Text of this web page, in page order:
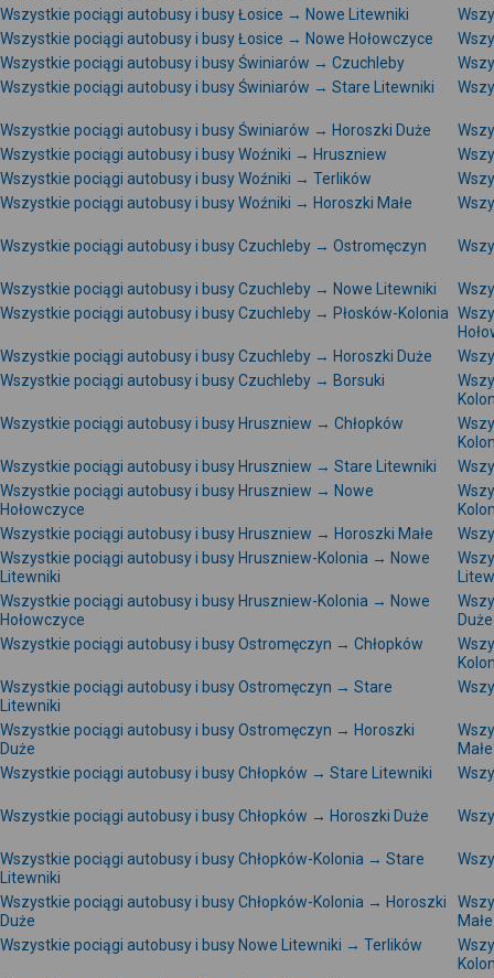
Wszystkie pociągi autobusy i busy Łosice → Nowe Litewniki
Wszystkie pociągi autobusy i busy Łosice → Nowe Hołowczyce
Wszystkie pociągi autobusy i busy Świniarów → Czuchleby
Wszystkie pociągi autobusy i busy Świniarów → Stare Litewniki
Wszystkie pociągi autobusy i busy Świniarów → Horoszki Duże
Wszystkie pociągi autobusy i busy Woźniki → Hruszniew
Wszystkie pociągi autobusy i busy Woźniki → Terlików
Wszystkie pociągi autobusy i busy Woźniki → Horoszki Małe
Wszystkie pociągi autobusy i busy Czuchleby → Ostromęczyn
Wszystkie pociągi autobusy i busy Czuchleby → Nowe Litewniki
Wszystkie pociągi autobusy i busy Czuchleby → Płosków-Kolonia
Wszystkie pociągi autobusy i busy Czuchleby → Horoszki Duże
Wszystkie pociągi autobusy i busy Czuchleby → Borsuki
Wszystkie pociągi autobusy i busy Hruszniew → Chłopków
Wszystkie pociągi autobusy i busy Hruszniew → Stare Litewniki
Wszystkie pociągi autobusy i busy Hruszniew → Nowe
Hołowczyce
Wszystkie pociągi autobusy i busy Hruszniew → Horoszki Małe
Wszystkie pociągi autobusy i busy Hruszniew-Kolonia → Nowe
Litewniki
Wszystkie pociągi autobusy i busy Hruszniew-Kolonia → Nowe
Hołowczyce
Duże
Wszystkie pociągi autobusy i busy Ostromęczyn → Chłopków
Wszystkie pociągi autobusy i busy Ostromęczyn → Stare
Litewniki
Wszystkie pociągi autobusy i busy Ostromęczyn → Horoszki
Duże
Małe
Wszystkie pociągi autobusy i busy Chłopków → Stare Litewniki
Wszystkie pociągi autobusy i busy Chłopków → Horoszki Duże
Wszystkie pociągi autobusy i busy Chłopków-Kolonia → Stare
Litewniki
Wszystkie pociągi autobusy i busy Chłopków-Kolonia → Horoszki
Duże
Małe
Wszystkie pociągi autobusy i busy Nowe Litewniki → Terlików